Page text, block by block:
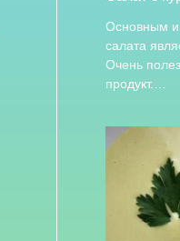
Основным
салата
Очень
продукт.…